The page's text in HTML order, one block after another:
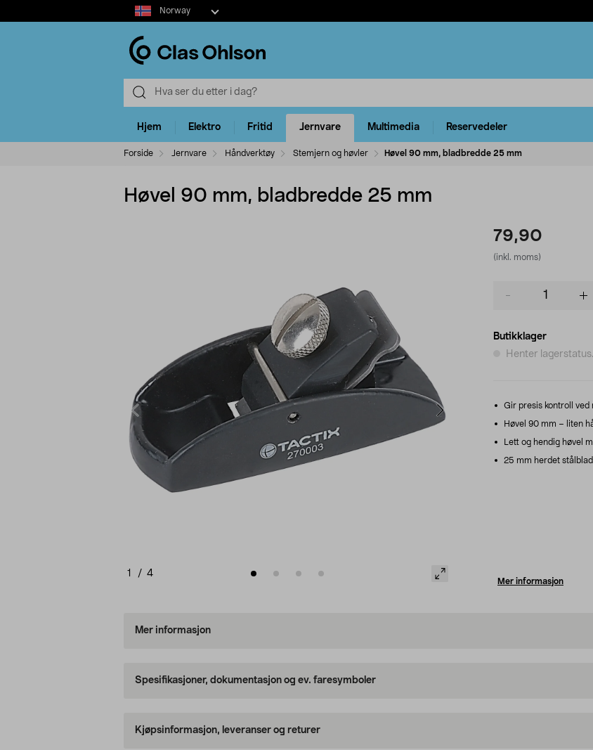
Select
market
Norway
Hjem Elektro Fritid Jernvare Multimedia Reservedeler
Forside Jernvare Håndverktøy Stemjern og høvler Høvel 90 mm, bladbredde 25 mm
Høvel 90 mm, bladbredde 25 mm
1 / 4
79,90
(inkl. moms)
Butikklager
Henter
Gir presis kontroll ved
Høvel 90 mm – liten
Lett og hendig høvel
25 mm herdet
Mer informasjon
Mer informasjon
Spesifikasjoner, dokumentasjon og ev. faresymboler
Kjøpsinformasjon, leveranser og returer